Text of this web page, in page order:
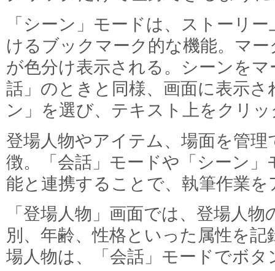
「シーン」モードは、ストーリ
けるブックマーク的な機能。マ
が色分け表示される。シーンを
話」のときと同様、画面に表示
ン」を選び、テキスト上をクリ
登場人物やアイテム、場面を管
徴。「会話」モードや「シーン
能と連携することで、執筆作業
「登場人物」画面では、登場人
別、年齢、性格といった属性を
場人物は、「会話」モードでボ